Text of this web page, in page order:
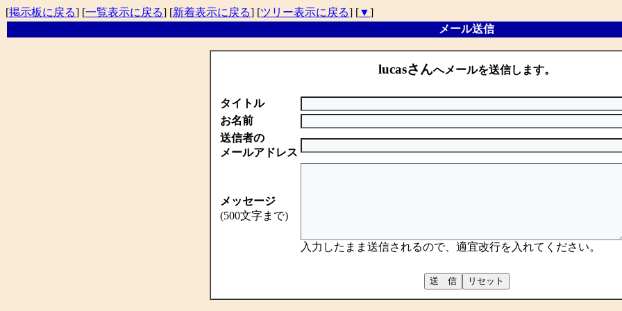
[掲示板に戻る] [一覧表示に戻る] [新着表示に戻る] [ツリー表示に戻る] [▼]
メール送信
lucasさんへメールを送信します。
タイトル
お名前
送信者の
メールアドレス
メッセージ
(500文字まで)
入力したまま送信されるので、適宜改行を入れてください。